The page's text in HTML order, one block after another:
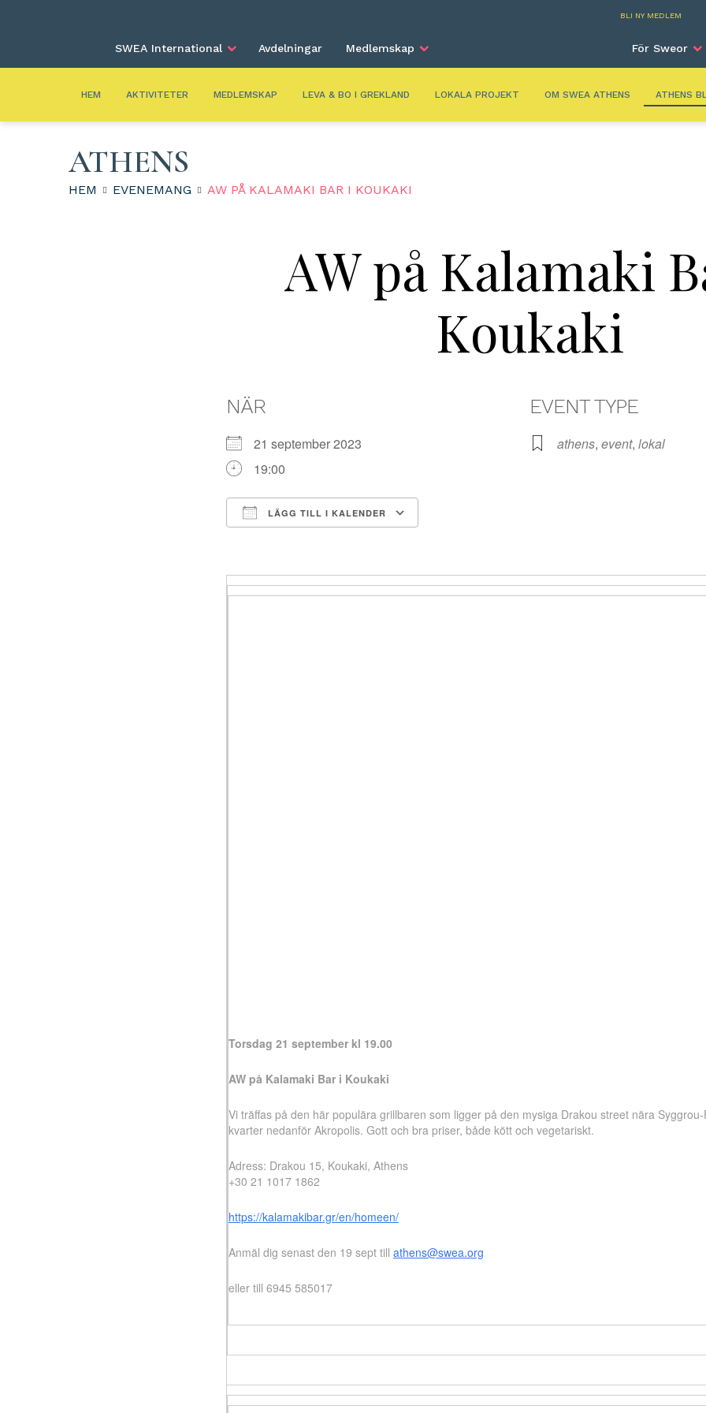
BLI NY MEDLEM
SWEA International Avdelningar Medlemskap För Sweor
HEM AKTIVITETER MEDLEMSKAP LEVA & BO I GREKLAND LOKALA PROJEKT OM SWEA ATHENS ATHENS
ATHENS
HEM EVENEMANG AW PÅ KALAMAKI BAR I KOUKAKI
AW på Kalamaki
Koukaki
NÄR
21 september 2023
19:00
LÄGG TILL I KALENDER
EVENT TYPE
athens, event, lokal
Torsdag 21 september kl 19.00
AW på Kalamaki Bar i Koukaki
Vi träffas på den här populära grillbaren som ligger på den mysiga Drakou street nära
kvarter nedanför Akropolis. Gott och bra priser, både kött och vegetariskt.
Adress: Drakou 15, Koukaki, Athens
+30 21 1017 1862
https://kalamakibar.gr/en/homeen/
Anmäl dig senast den 19 sept till athens@swea.org
eller till 6945 585017